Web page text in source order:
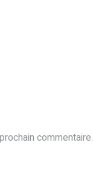
commentaire.